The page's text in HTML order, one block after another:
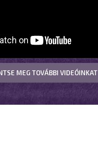
MEG TOVÁBBI VIDEÓINKAT